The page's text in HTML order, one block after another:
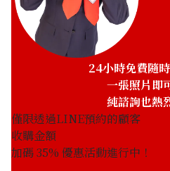
24小時免費隨
一張照片即
純諮詢也熱
僅限透過LINE預約的顧客
收購金額
加碼35% 優惠活動進行中！